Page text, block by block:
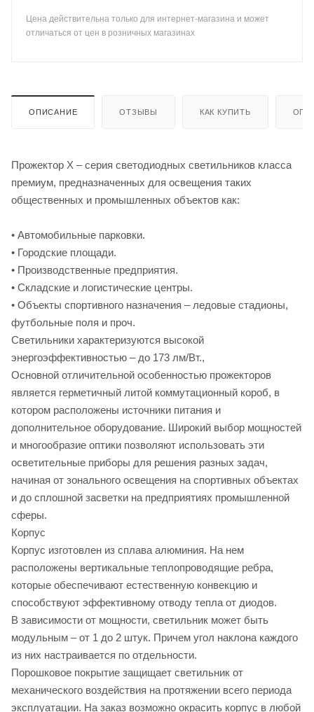
Цена действительна только для интернет-магазина и может
отличаться от цен в розничных магазинах
ОПИСАНИЕ ОТЗЫВЫ КАК КУПИТЬ
Прожектор Х – серия светодиодных светильников класса
премиум, предназначенных для освещения таких
общественных и промышленных объектов как:
• Автомобильные парковки.
• Городские площади.
• Производственные предприятия.
• Складские и логистические центры.
• Объекты спортивного назначения – ледовые стадионы,
футбольные поля и проч.
Светильники характеризуются высокой
энергоэффективностью – до 173 лм/Вт.,
Основной отличительной особенностью прожекторов
является герметичный литой коммутационный короб, в
котором расположены источники питания и
дополнительное оборудование. Широкий выбор мощностей
и многообразие оптики позволяют использовать эти
осветительные приборы для решения разных задач,
начиная от зонального освещения на спортивных объектах
и до сплошной засветки на предприятиях промышленной
сферы.
Корпус
Корпус изготовлен из сплава алюминия. На нем
расположены вертикальные теплопроводящие ребра,
которые обеспечивают естественную конвекцию и
способствуют эффективному отводу тепла от диодов.
В зависимости от мощности, светильник может быть
модульным – от 1 до 2 штук. Причем угол наклона каждого
из них настраивается по отдельности.
Порошковое покрытие защищает светильник от
механического воздействия на протяжении всего периода
эксплуатации. На заказ возможно окрасить корпус в любой